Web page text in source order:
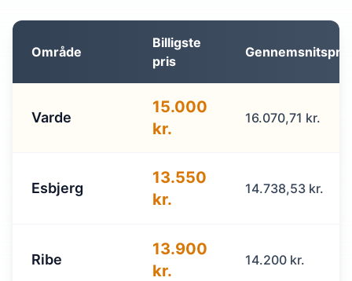
Område
Billigste
pris
Gennemsnitspris
Varde
15.000
kr.
16.070,71 kr.
Esbjerg
13.550
kr.
14.738,53 kr.
Ribe
13.900
kr.
14.200 kr.